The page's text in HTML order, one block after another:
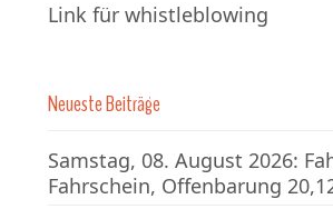
Link für whistleblowing
Neueste Beiträge
Samstag, 08. August 2026:
Fahrschein, Offenbarung